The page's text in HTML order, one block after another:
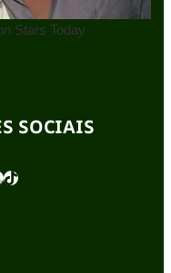
SOCIAIS
TikTok